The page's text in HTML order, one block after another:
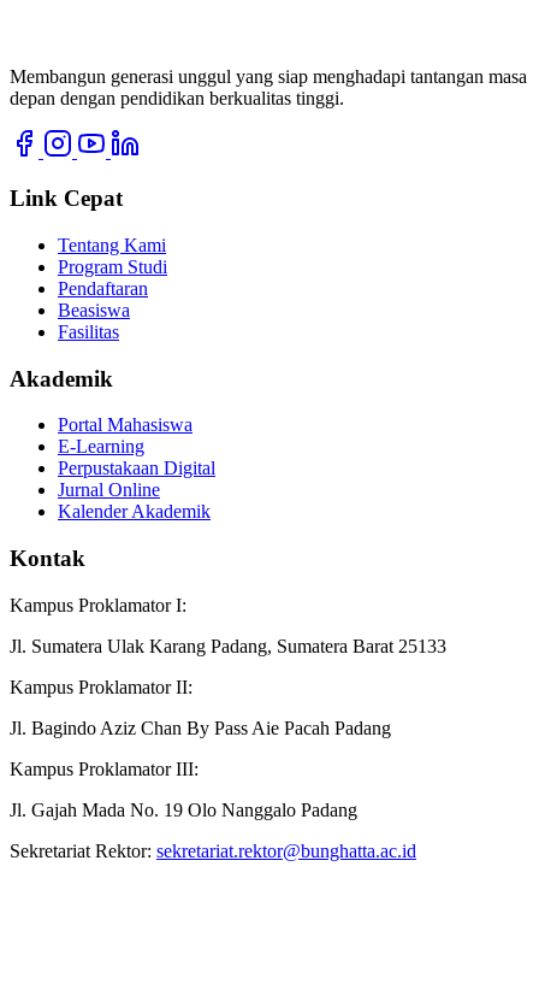
Membangun generasi unggul yang siap menghadapi tantangan masa
depan dengan pendidikan berkualitas tinggi.
Link Cepat
Tentang Kami
Program Studi
Pendaftaran
Beasiswa
Fasilitas
Akademik
Portal Mahasiswa
E-Learning
Perpustakaan Digital
Jurnal Online
Kalender Akademik
Kontak
Kampus Proklamator I:
Jl. Sumatera Ulak Karang Padang, Sumatera Barat 25133
Kampus Proklamator II:
Jl. Bagindo Aziz Chan By Pass Aie Pacah Padang
Kampus Proklamator III:
Jl. Gajah Mada No. 19 Olo Nanggalo Padang
Sekretariat Rektor: sekretariat.rektor@bunghatta.ac.id